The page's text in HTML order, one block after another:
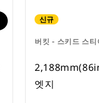
신규
버킷 - 스키드 스
엣지